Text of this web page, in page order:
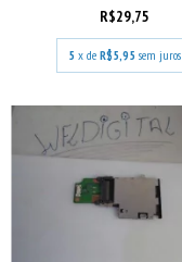
R$29,75
5 x de R$5,95 sem juros